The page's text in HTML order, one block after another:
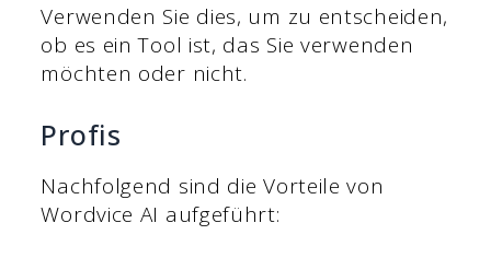
Verwenden Sie dies, um zu entscheiden,
ob es ein Tool ist, das Sie verwenden
möchten oder nicht.
Profis
Nachfolgend sind die Vorteile von
Wordvice AI aufgeführt: